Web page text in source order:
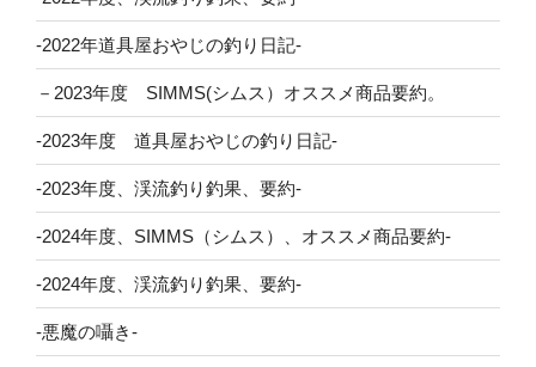
-2022年道具屋おやじの釣り日記-
－2023年度 SIMMS(シムス）オススメ商品要約。
-2023年度 道具屋おやじの釣り日記-
-2023年度、渓流釣り釣果、要約-
-2024年度、SIMMS（シムス）、オススメ商品要約-
-2024年度、渓流釣り釣果、要約-
-悪魔の囁き-